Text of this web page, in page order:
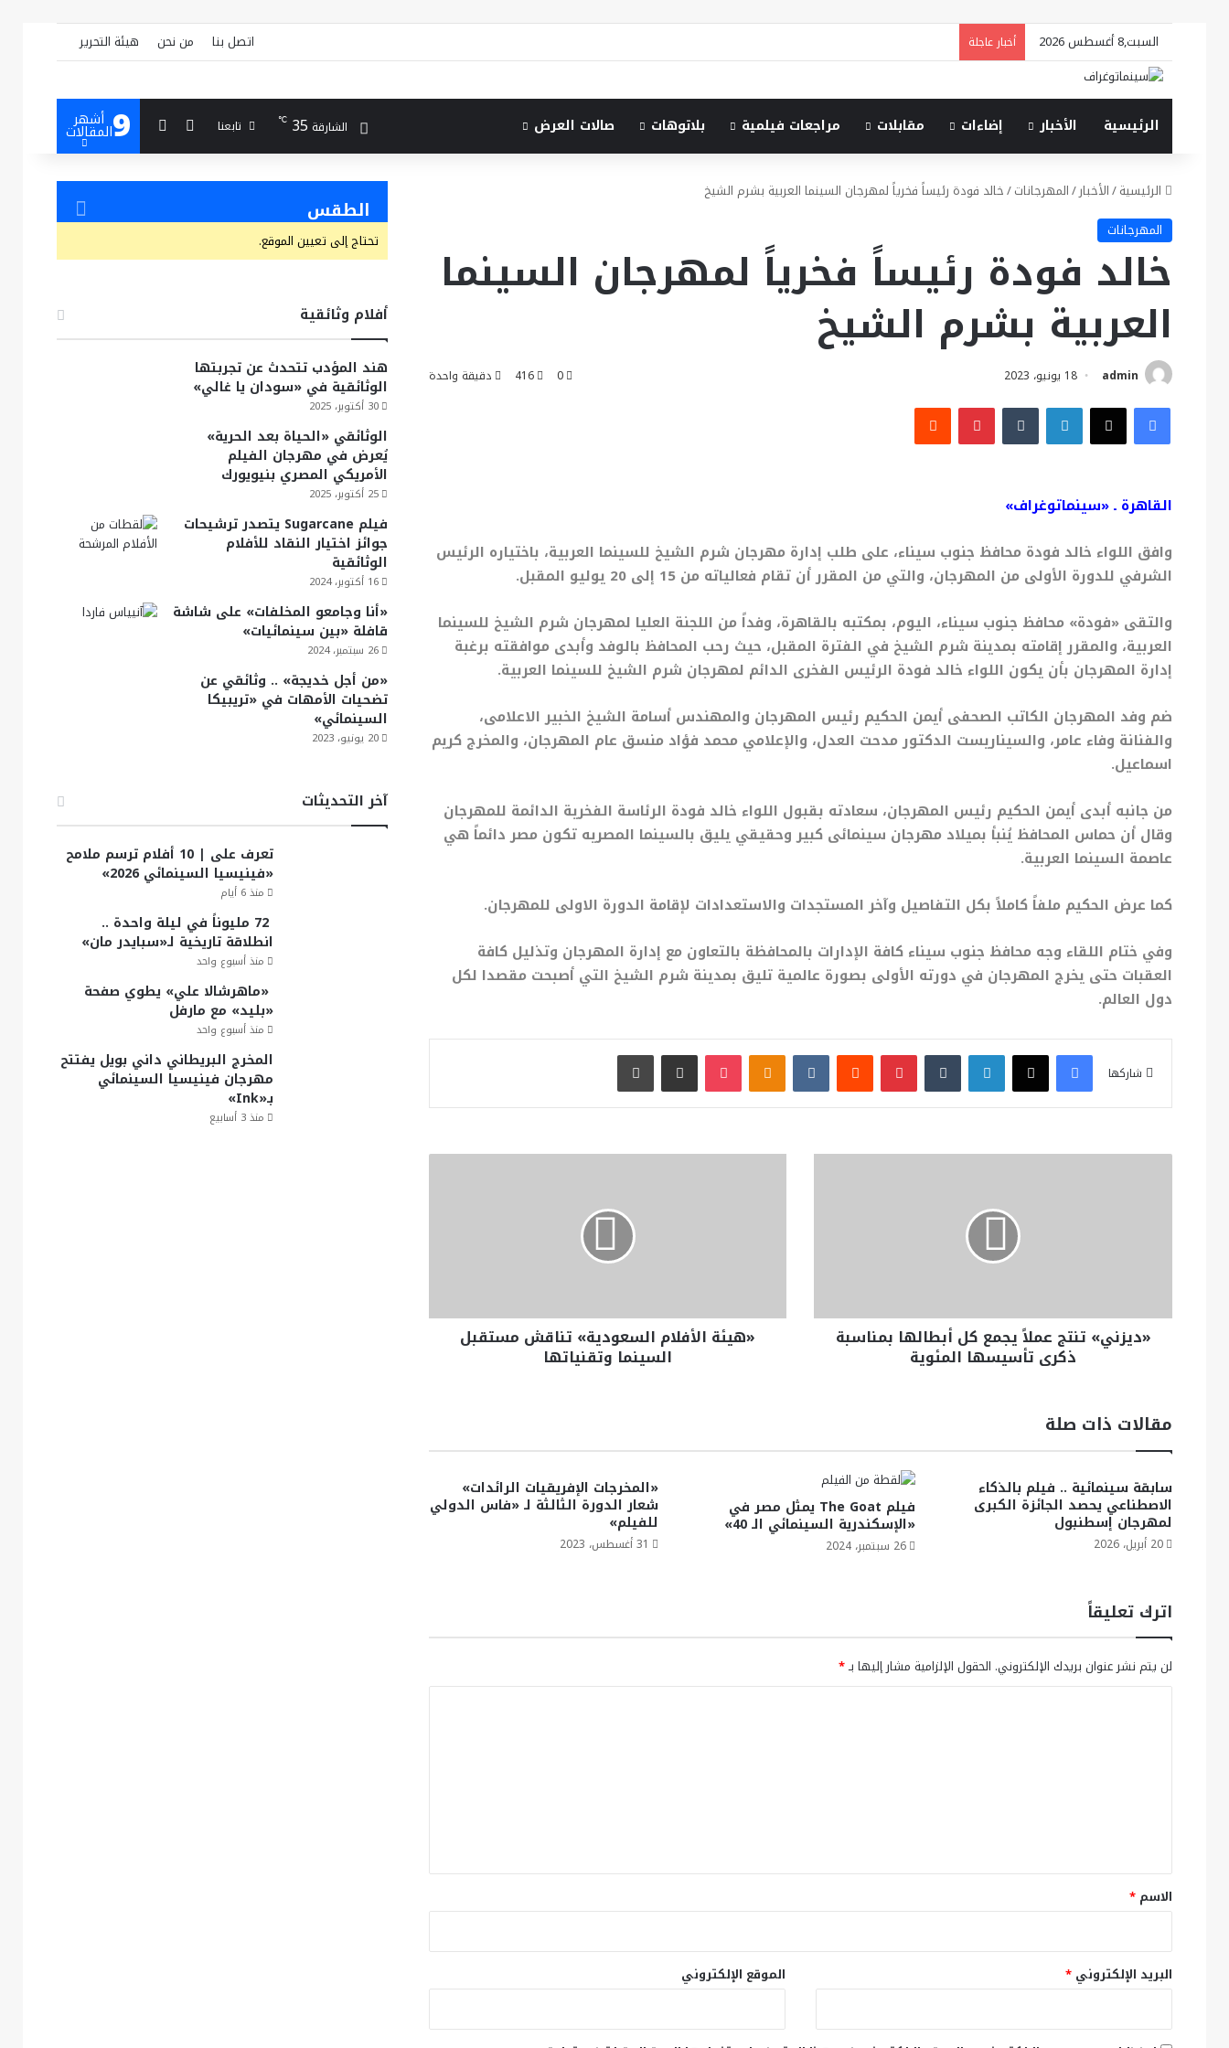
السبت,8 أغسطس 2026 أخبار عاجلة اتصل بنا من نحن هيئة التحرير
الرئيسية الأخبار إضاءات مقابلات مراجعات فيلمية بلاتوهات صالات العرض الشارقة 35
℃ تابعنا إضافة عمود جانبي
بحث عن
9 أشهر
المقالات
الرئيسية/الأخبار/المهرجانات/خالد فودة رئيساً فخرياً لمهرجان السينما العربية بشرم الشيخ
المهرجانات
خالد فودة رئيساً فخرياً لمهرجان السينما
العربية بشرم الشيخ
admin 18 يونيو، 2023 0
416 دقيقة واحدة
فيسبوكX لينكدإن بينتيريست
القاهرة ـ «سينماتوغراف»
وافق اللواء خالد فودة محافظ جنوب سيناء، على طلب إدارة مهرجان شرم الشيخ للسينما العربية، باختياره الرئيس
الشرفي للدورة الأولى من المهرجان، والتي من المقرر أن تقام فعالياته من 15 إلى 20 يوليو المقبل.
والتقى «فودة» محافظ جنوب سيناء، اليوم، بمكتبه بالقاهرة، وفداً من اللجنة العليا لمهرجان شرم الشيخ للسينما
العربية، والمقرر إقامته بمدينة شرم الشيخ في الفترة المقبل، حيث رحب المحافظ بالوفد وأبدى موافقته برغبة
إدارة المهرجان بأن يكون اللواء خالد فودة الرئيس الفخرى الدائم لمهرجان شرم الشيخ للسينما العربية.
ضم وفد المهرجان الكاتب الصحفى أيمن الحكيم رئيس المهرجان والمهندس أسامة الشيخ الخبير الاعلامى،
والفنانة وفاء عامر، والسيناريست الدكتور مدحت العدل، والإعلامي محمد فؤاد منسق عام المهرجان، والمخرج كريم
اسماعيل.
من جانبه أبدى أيمن الحكيم رئيس المهرجان، سعادته بقبول اللواء خالد فودة الرئاسة الفخرية الدائمة للمهرجان
وقال أن حماس المحافظ يُنبأ بميلاد مهرجان سينمائى كبير وحقيقي يليق بالسينما المصريه تكون مصر دائماً هي
عاصمة السينما العربية.
كما عرض الحكيم ملفاً كاملاً بكل التفاصيل وآخر المستجدات والاستعدادات لإقامة الدورة الاولى للمهرجان.
وفي ختام اللقاء وجه محافظ جنوب سيناء كافة الإدارات بالمحافظة بالتعاون مع إدارة المهرجان وتذليل كافة
العقبات حتى يخرج المهرجان في دورته الأولى بصورة عالمية تليق بمدينة شرم الشيخ التي أصبحت مقصدا لكل
دول العالم.
شاركها
فيسبوكX لينكدإن بينتيريست Odnoklassniki
بوكيت مشاركة عبر البريد طباعة
«ديزني» تنتج عملاً يجمع كل أبطالها بمناسبة
ذكرى تأسيسها المئوية
«هيئة الأفلام السعودية» تناقش مستقبل
السينما وتقنياتها
مقالات ذات صلة
سابقة سينمائية .. فيلم بالذكاء
الاصطناعي يحصد الجائزة الكبرى
لمهرجان إسطنبول
20 أبريل، 2026
فيلم The Goat يمثل مصر في
«الإسكندرية السينمائي الـ 40»
26 سبتمبر، 2024
«المخرجات الإفريقيات الرائدات»
شعار الدورة الثالثة لـ «فاس الدولي
للفيلم»
31 أغسطس، 2023
اترك تعليقاً
لن يتم نشر عنوان بريدك الإلكتروني. الحقول الإلزامية مشار إليها بـ*
*
الاسم *
البريد الإلكتروني * الموقع الإلكتروني
الطقس
تحتاج إلى تعيين الموقع.
أفلام وثائقية
هند المؤدب تتحدث عن تجربتها
الوثائقية في «سودان يا غالي»
30 أكتوبر، 2025
الوثائقي «الحياة بعد الحرية»
يُعرض في مهرجان الفيلم
الأمريكي المصري بنيويورك
25 أكتوبر، 2025
فيلم Sugarcane يتصدر ترشيحات
جوائز اختيار النقاد للأفلام
الوثائقية
16 أكتوبر، 2024
«أنا وجامعو المخلفات» على شاشة
قافلة «بين سينمائيات»
26 سبتمبر، 2024
«من أجل خديجة» .. وثائقي عن
تضحيات الأمهات في «تريبيكا
السينمائي»
20 يونيو، 2023
آخر التحديثات
تعرف على | 10 أفلام ترسم ملامح
«فينيسيا السينمائي 2026»
منذ 6 أيام
72 مليوناً في ليلة واحدة ..
انطلاقة تاريخية لـ«سبايدر مان»
منذ أسبوع واحد
«ماهرشالا علي» يطوي صفحة
«بليد» مع مارفل
منذ أسبوع واحد
المخرج البريطاني داني بويل يفتتح
مهرجان فينيسيا السينمائي
بـ«Ink»
منذ 3 أسابيع